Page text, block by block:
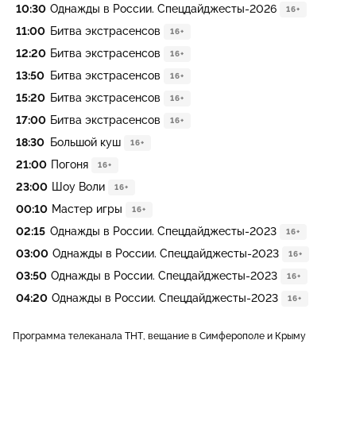
10:30 Однажды в России. Спецдайджесты-2026 16+
11:00 Битва экстрасенсов 16+
12:20 Битва экстрасенсов 16+
13:50 Битва экстрасенсов 16+
15:20 Битва экстрасенсов 16+
17:00 Битва экстрасенсов 16+
18:30 Большой куш 16+
21:00 Погоня 16+
23:00 Шоу Воли 16+
00:10 Мастер игры 16+
02:15 Однажды в России. Спецдайджесты-2023 16+
03:00 Однажды в России. Спецдайджесты-2023 16+
03:50 Однажды в России. Спецдайджесты-2023 16+
04:20 Однажды в России. Спецдайджесты-2023 16+
Программа телеканала ТНТ, вещание в Симферополе и Крыму